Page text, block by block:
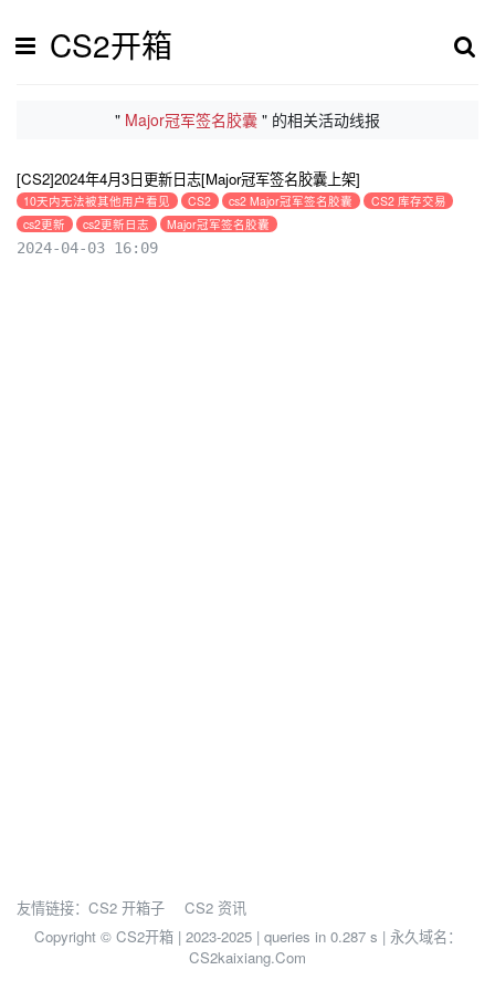
CS2开箱
" Major冠军签名胶囊 " 的相关活动线报
[CS2]2024年4月3日更新日志[Major冠军签名胶囊上架]
10天内无法被其他用户看见 CS2 cs2 Major冠军签名胶囊
CS2 库存交易
cs2更新
cs2更新日志 Major冠军签名胶囊
2024-04-03 16:09
友情链接： CS2 开箱子
CS2 资讯
Copyright © CS2开箱 | 2023-2025 | queries in 0.287 s | 永久域名：
CS2kaixiang.Com